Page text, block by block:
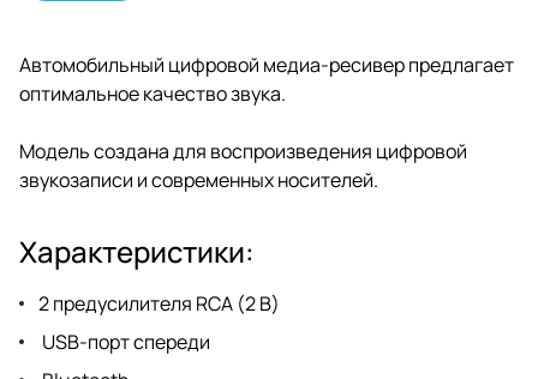
Автомобильный цифровой медиа-ресивер предлагает
оптимальное качество звука.
Модель создана для воспроизведения цифровой
звукозаписи и современных носителей.
Характеристики:
2 предусилителя RCA (2 В)
USB-порт спереди